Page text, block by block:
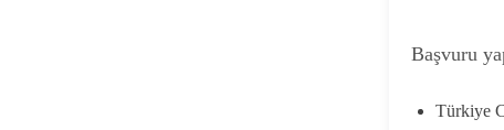
Başvuru
Türkiye